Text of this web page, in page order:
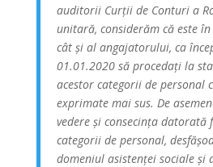
auditorii Curții de Conturi a
unitară, considerăm că este
cât și al angajatorului, ca
01.01.2020 să procedați la
acestor categorii de personal
exprimate mai sus. De
vedere și consecința datorată
categorii de personal,
domeniul asistenței sociale și